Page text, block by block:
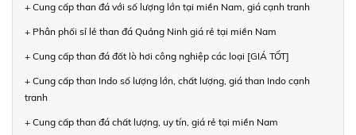
+ Cung cấp than đá với số lượng lớn tại miền Nam, giá cạnh tranh
+ Phân phối sỉ lẻ than đá Quảng Ninh giá rẻ tại miền Nam
+ Cung cấp than đá đốt lò hơi công nghiệp các loại [GIÁ TỐT]
+ Cung cấp than Indo số lượng lớn, chất lượng, giá than Indo cạnh
tranh
+ Cung cấp than đá chất lượng, uy tín, giá rẻ tại miền Nam